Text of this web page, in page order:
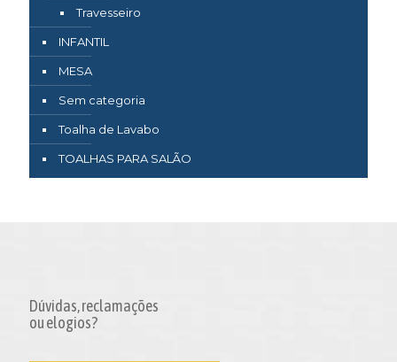
Travesseiro
INFANTIL
MESA
Sem categoria
Toalha de Lavabo
TOALHAS PARA SALÃO
Dúvidas, reclamações
ou elogios?